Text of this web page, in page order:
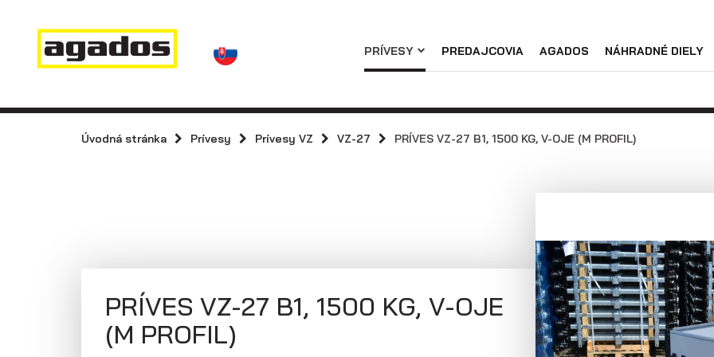
PRÍVESY PREDAJCOVIA AGADOS NÁHRADNÉ DIELY
Novinky a články
Prívesy
Agados
Podniková predajňa / servis
kolesami vedľa
kolesami vedľa
kolesami pod
Úvodná stránka Prívesy Prívesy VZ VZ-27 PRÍVES VZ-27 B1, 1500 KG, V-OJE (M PROFIL)
PRÍVES VZ-27 B1, 1500 KG, V-OJE
(M PROFIL)